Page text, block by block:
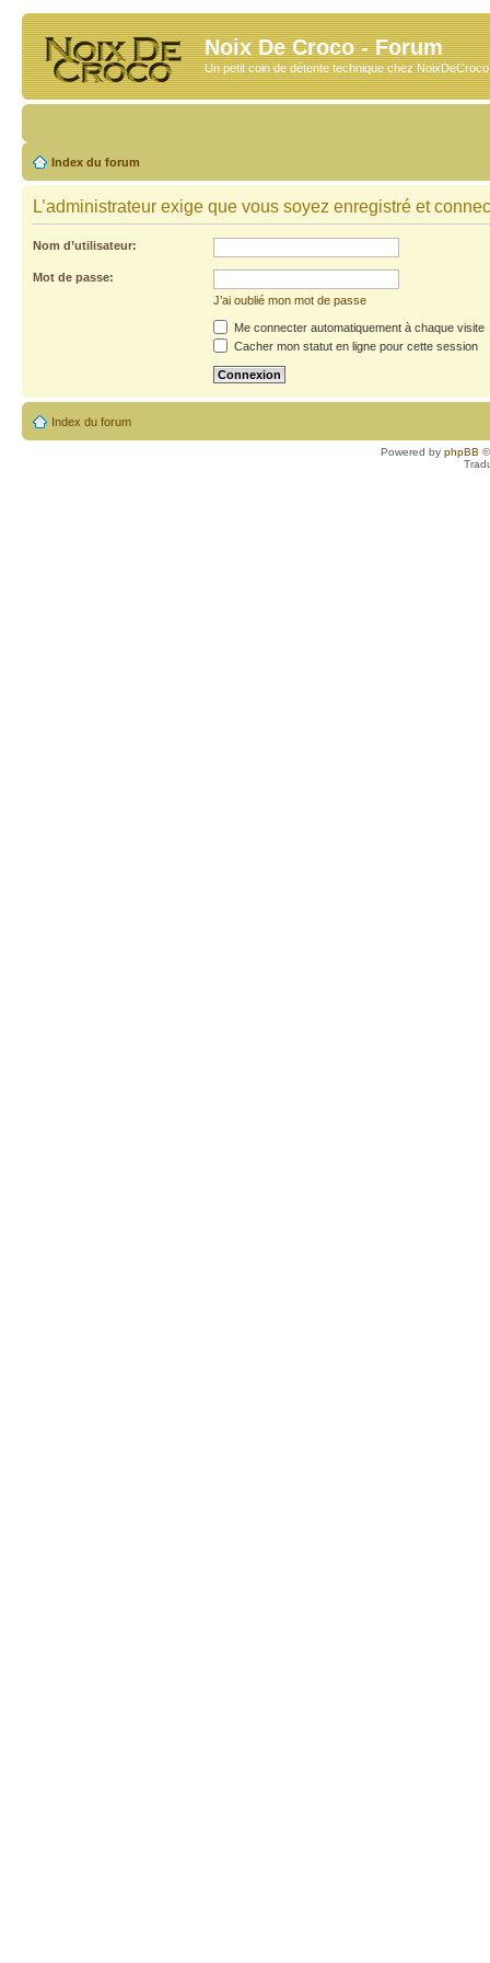
Noix De Croco - Forum
Un petit coin de détente technique chez
Index du forum
L’administrateur exige que vous soyez enregistré et
Nom d’utilisateur:
Mot de passe:
J’ai oublié mon mot de passe
Me connecter automatiquement à chaque visite
Cacher mon statut en ligne pour cette session
Index du forum
Powered by phpBB